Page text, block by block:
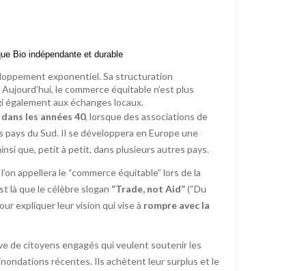
Bio indépendante et durable
exponentiel. Sa structuration
le commerce équitable n’est plus
également aux échanges locaux.
les années 40, lorsque des associations de
du Sud. Il se développera en Europe une
que, petit à petit, dans plusieurs autres pays.
appellera le “commerce équitable” lors de la
là que le célèbre slogan “Trade, not Aid”(“Du
expliquer leur vision qui vise à rompre avec la
de citoyens engagés qui veulent soutenir les
récentes. Ils achètent leur surplus et le